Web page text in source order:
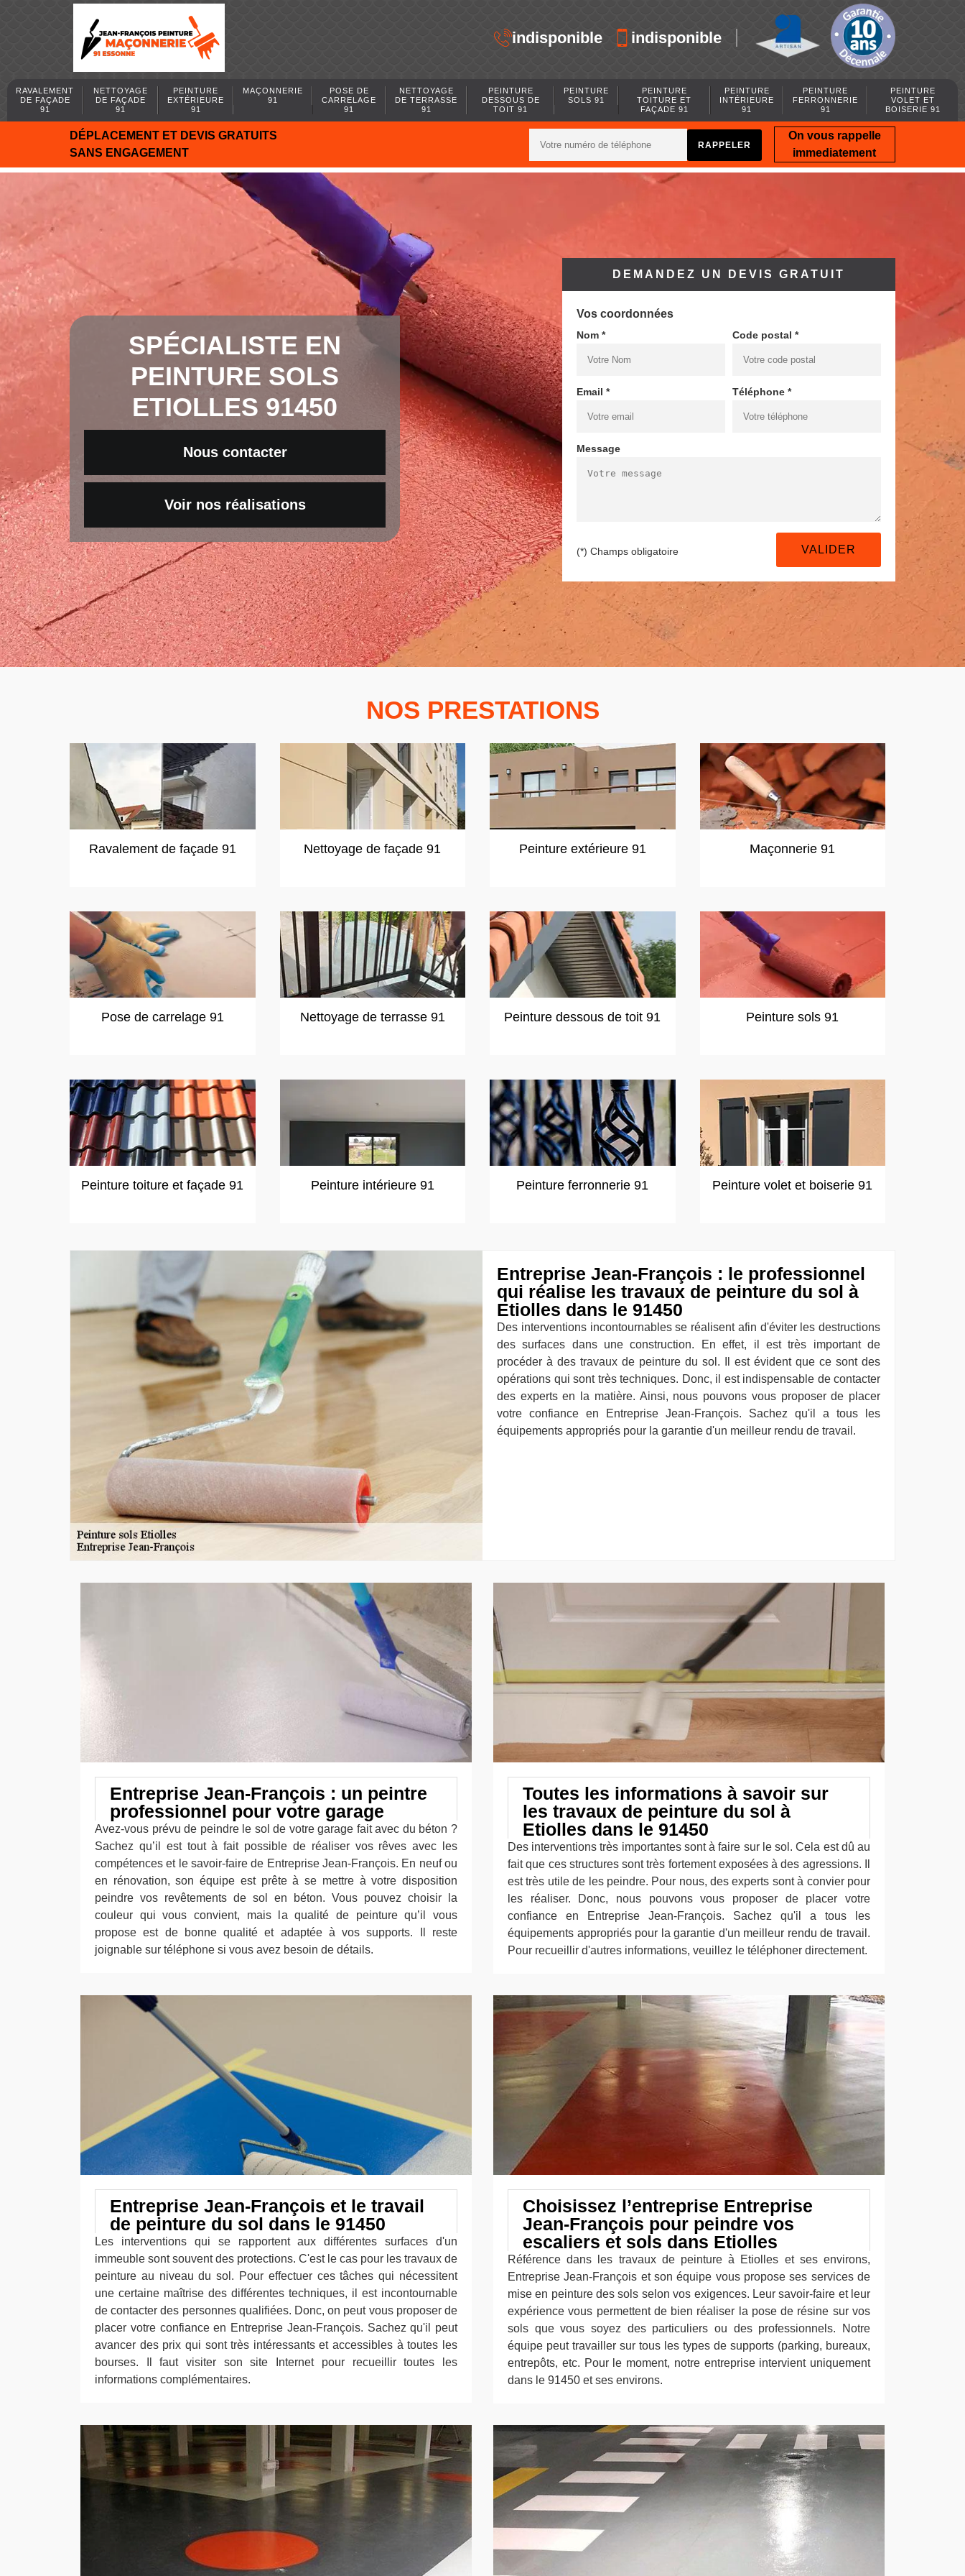
indisponible indisponible
RAVALEMENT
DE FAÇADE
91
NETTOYAGE
DE FAÇADE
91
PEINTURE
EXTÉRIEURE
91
MAÇONNERIE
91
POSE DE
CARRELAGE
91
NETTOYAGE
DE TERRASSE
91
PEINTURE
DESSOUS DE
TOIT 91
PEINTURE
SOLS 91
PEINTURE
TOITURE ET
FAÇADE 91
PEINTURE
INTÉRIEURE
91
PEINTURE
FERRONNERIE
91
PEINTURE
VOLET ET
BOISERIE 91
DÉPLACEMENT ET DEVIS GRATUITS
SANS ENGAGEMENT
On vous rappelle
immediatement
SPÉCIALISTE EN
PEINTURE SOLS
ETIOLLES 91450
Nous contacter
Voir nos réalisations
DEMANDEZ UN DEVIS GRATUIT
Vos coordonnées
Nom * Code postal *
Email * Téléphone *
Message
(*) Champs obligatoire
NOS PRESTATIONS
Ravalement de façade 91 Nettoyage de façade 91 Peinture extérieure 91 Maçonnerie 91
Pose de carrelage 91 Nettoyage de terrasse 91 Peinture dessous de toit 91 Peinture sols 91
Peinture toiture et façade 91 Peinture intérieure 91 Peinture ferronnerie 91 Peinture volet et boiserie 91
Entreprise Jean-François : le professionnel
qui réalise les travaux de peinture du sol à
Etiolles dans le 91450
Des interventions incontournables se réalisent afin d'éviter les destructions
des surfaces dans une construction. En effet, il est très important de
procéder à des travaux de peinture du sol. Il est évident que ce sont des
opérations qui sont très techniques. Donc, il est indispensable de contacter
des experts en la matière. Ainsi, nous pouvons vous proposer de placer
votre confiance en Entreprise Jean-François. Sachez qu'il a tous les
équipements appropriés pour la garantie d'un meilleur rendu de travail.
Entreprise Jean-François : un peintre
professionnel pour votre garage
Avez-vous prévu de peindre le sol de votre garage fait avec du béton ?
Sachez qu’il est tout à fait possible de réaliser vos rêves avec les
compétences et le savoir-faire de Entreprise Jean-François. En neuf ou
en rénovation, son équipe est prête à se mettre à votre disposition
peindre vos revêtements de sol en béton. Vous pouvez choisir la
couleur qui vous convient, mais la qualité de peinture qu’il vous
propose est de bonne qualité et adaptée à vos supports. Il reste
joignable sur téléphone si vous avez besoin de détails.
Toutes les informations à savoir sur
les travaux de peinture du sol à
Etiolles dans le 91450
Des interventions très importantes sont à faire sur le sol. Cela est dû au
fait que ces structures sont très fortement exposées à des agressions. Il
est très utile de les peindre. Pour nous, des experts sont à convier pour
les réaliser. Donc, nous pouvons vous proposer de placer votre
confiance en Entreprise Jean-François. Sachez qu'il a tous les
équipements appropriés pour la garantie d'un meilleur rendu de travail.
Pour recueillir d'autres informations, veuillez le téléphoner directement.
Entreprise Jean-François et le travail
de peinture du sol dans le 91450
Les interventions qui se rapportent aux différentes surfaces d'un
immeuble sont souvent des protections. C'est le cas pour les travaux de
peinture au niveau du sol. Pour effectuer ces tâches qui nécessitent
une certaine maîtrise des différentes techniques, il est incontournable
de contacter des personnes qualifiées. Donc, on peut vous proposer de
placer votre confiance en Entreprise Jean-François. Sachez qu'il peut
avancer des prix qui sont très intéressants et accessibles à toutes les
bourses. Il faut visiter son site Internet pour recueillir toutes les
informations complémentaires.
Choisissez l’entreprise Entreprise
Jean-François pour peindre vos
escaliers et sols dans Etiolles
Référence dans les travaux de peinture à Etiolles et ses environs,
Entreprise Jean-François et son équipe vous propose ses services de
mise en peinture des sols selon vos exigences. Leur savoir-faire et leur
expérience vous permettent de bien réaliser la pose de résine sur vos
sols que vous soyez des particuliers ou des professionnels. Notre
équipe peut travailler sur tous les types de supports (parking, bureaux,
entrepôts, etc. Pour le moment, notre entreprise intervient uniquement
dans le 91450 et ses environs.